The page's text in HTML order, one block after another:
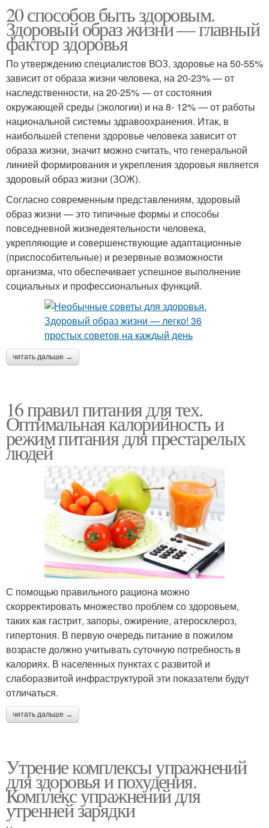
20 способов быть здоровым.
Здоровый образ жизни — главный
фактор здоровья
По утверждению специалистов ВОЗ, здоровье на 50-55%
зависит от образа жизни человека, на 20-23% — от
наследственности, на 20-25% — от состояния
окружающей среды (экологии) и на 8- 12% — от работы
национальной системы здравоохранения. Итак, в
наибольшей степени здоровье человека зависит от
образа жизни, значит можно считать, что генеральной
линией формирования и укрепления здоровья является
здоровый образ жизни (ЗОЖ).
Согласно современным представлениям, здоровый
образ жизни — это типичные формы и способы
повседневной жизнедеятельности человека,
укрепляющие и совершенствующие адаптационные
(приспособительные) и резервные возможности
организма, что обеспечивает успешное выполнение
социальных и профессиональных функций.
читать дальше →
16 правил питания для тех.
Оптимальная калорийность и
режим питания для престарелых
людей
С помощью правильного рациона можно
скорректировать множество проблем со здоровьем,
таких как гастрит, запоры, ожирение, атеросклероз,
гипертония. В первую очередь питание в пожилом
возрасте должно учитывать суточную потребность в
калориях. В населенных пунктах с развитой и
слаборазвитой инфраструктурой эти показатели будут
отличаться.
читать дальше →
Утрение комплексы упражнений
для здоровья и похудения.
Комплекс упражнений для
утренней зарядки